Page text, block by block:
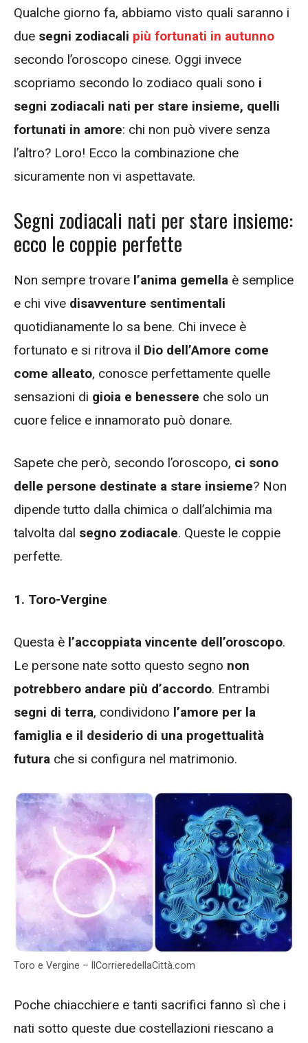
Qualche giorno fa, abbiamo visto quali saranno i
due segni zodiacali più fortunati in autunno
secondo l’oroscopo cinese. Oggi invece
scopriamo secondo lo zodiaco quali sono i
segni zodiacali nati per stare insieme, quelli
fortunati in amore: chi non può vivere senza
l’altro? Loro! Ecco la combinazione che
sicuramente non vi aspettavate.
Segni zodiacali nati per stare insieme:
ecco le coppie perfette
Non sempre trovare l’anima gemella è semplice
e chi vive disavventure sentimentali
quotidianamente lo sa bene. Chi invece è
fortunato e si ritrova il Dio dell’Amore come
come alleato, conosce perfettamente quelle
sensazioni di gioia e benessere che solo un
cuore felice e innamorato può donare.
Sapete che però, secondo l’oroscopo, ci sono
delle persone destinate a stare insieme? Non
dipende tutto dalla chimica o dall’alchimia ma
talvolta dal segno zodiacale. Queste le coppie
perfette.
1. Toro-Vergine
Questa è l’accoppiata vincente dell’oroscopo.
Le persone nate sotto questo segno non
potrebbero andare più d’accordo. Entrambi
segni di terra, condividono l’amore per la
famiglia e il desiderio di una progettualità
futura che si configura nel matrimonio.
Toro e Vergine – IlCorrieredellaCittà.com
Poche chiacchiere e tanti sacrifici fanno sì che i
nati sotto queste due costellazioni riescano a